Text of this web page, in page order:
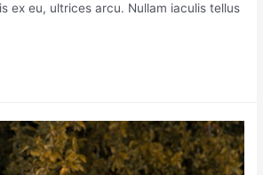
ex eu, ultrices arcu. Nullam iaculis tellus